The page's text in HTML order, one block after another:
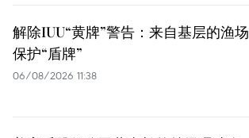
解除IUU“黄牌”警告：来自基层的渔场
保护“盾牌”
06/08/2026 11:38